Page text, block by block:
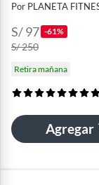
Por PLANETA
S/ 97 -61%
S/ 250
Retira mañana
Agregar